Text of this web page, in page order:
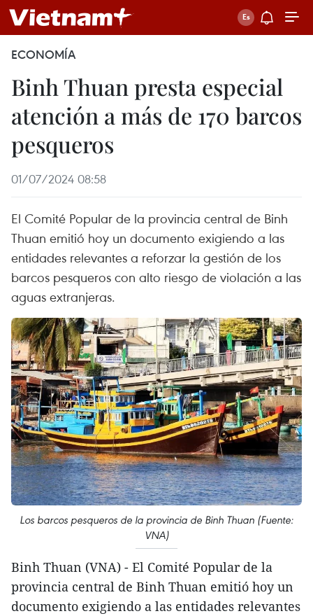
ECONOMÍA
Binh Thuan presta especial
atención a más de 170 barcos
pesqueros
01/07/2024 08:58
El Comité Popular de la provincia central de Binh
Thuan emitió hoy un documento exigiendo a las
entidades relevantes a reforzar la gestión de los
barcos pesqueros con alto riesgo de violación a las
aguas extranjeras.
Los barcos pesqueros de la provincia de Binh Thuan (Fuente:
VNA)
Binh Thuan (VNA) - El Comité Popular de la
provincia central de Binh Thuan emitió hoy un
documento exigiendo a las entidades relevantes